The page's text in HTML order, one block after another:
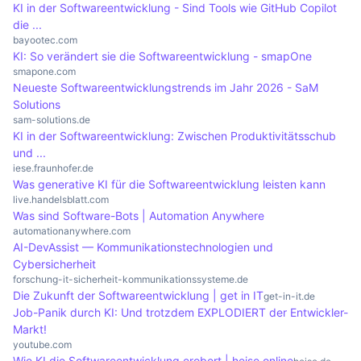
und Application-Developers in den kommenden
Jahren erheblich ansteigt.
Entwicklung von No-Code-Plattformen immer
populärer, die es auch Nutzern ohne
Programmierkenntnisse ermöglicht, Bots zu
erstellen. Diese Trends demokratisieren die Bot-
Entwicklung und erweitern deren
Anwendungsbereiche.
KI in der Softwareentwicklung - Sind Tools wie GitHub Copilot
die ...
bayootec.com
KI: So verändert sie die Softwareentwicklung - smapOne
smapone.com
Neueste Softwareentwicklungstrends im Jahr 2026 - SaM
Solutions
sam-solutions.de
KI in der Softwareentwicklung: Zwischen Produktivitätsschub
und ...
iese.fraunhofer.de
Was generative KI für die Softwareentwicklung leisten kann
live.handelsblatt.com
Was sind Software-Bots | Automation Anywhere
automationanywhere.com
AI-DevAssist — Kommunikationstechnologien und
Cybersicherheit
forschung-it-sicherheit-kommunikationssysteme.de
Die Zukunft der Softwareentwicklung | get in ITget-in-it.de
Job-Panik durch KI: Und trotzdem EXPLODIERT der Entwickler-
Markt!
youtube.com